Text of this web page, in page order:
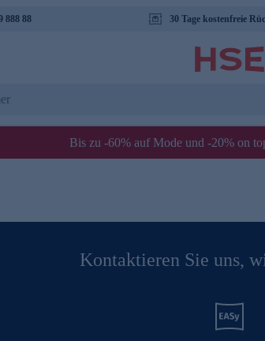
888 88 30 Tage kostenfreie
Bis zu -60% auf Mode und -20% on
Kontaktieren Sie uns,